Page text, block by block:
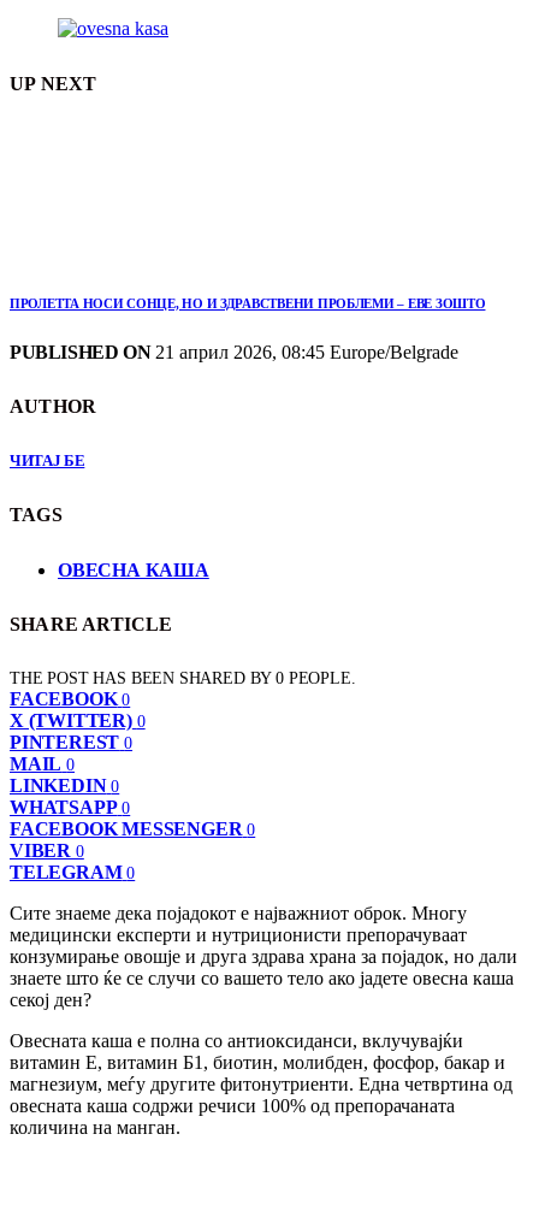
UP NEXT
ПРОЛЕТТА НОСИ СОНЦЕ, НО И ЗДРАВСТВЕНИ ПРОБЛЕМИ – ЕВЕ ЗОШТО
PUBLISHED ON21 април 2026, 08:45 Europe/Belgrade
AUTHOR
ЧИТАЈ БЕ
TAGS
ОВЕСНА КАША
SHARE ARTICLE
THE POST HAS BEEN SHARED BY0 PEOPLE.
FACEBOOK 0
X (TWITTER) 0
PINTEREST 0
MAIL 0
LINKEDIN 0
WHATSAPP 0
FACEBOOK MESSENGER 0
VIBER 0
TELEGRAM 0
Сите знаеме дека појадокот е најважниот оброк. Многу
медицински експерти и нутриционисти препорачуваат
конзумирање овошје и друга здрава храна за појадок, но дали
знаете што ќе се случи со вашето тело ако јадете овесна каша
секој ден?
Овесната каша е полна со антиоксиданси, вклучувајќи
витамин Е, витамин Б1, биотин, молибден, фосфор, бакар и
магнезиум, меѓу другите фитонутриенти. Една четвртина од
овесната каша содржи речиси 100% од препорачаната
количина на манган.